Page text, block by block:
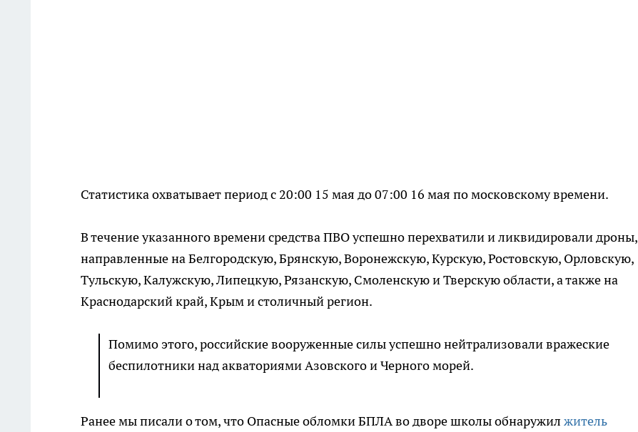
Статистика охватывает период с 20:00 15 мая до 07:00 16 мая по московскому времени.
В течение указанного времени средства ПВО успешно перехватили и ликвидировали дроны,
направленные на Белгородскую, Брянскую, Воронежскую, Курскую, Ростовскую, Орловскую,
Тульскую, Калужскую, Липецкую, Рязанскую, Смоленскую и Тверскую области, а также на
Краснодарский край, Крым и столичный регион.
Помимо этого, российские вооруженные силы успешно нейтрализовали вражеские
беспилотники над акваториями Азовского и Черного морей.
Ранее мы писали о том, что Опасные обломки БПЛА во дворе школы обнаружил житель